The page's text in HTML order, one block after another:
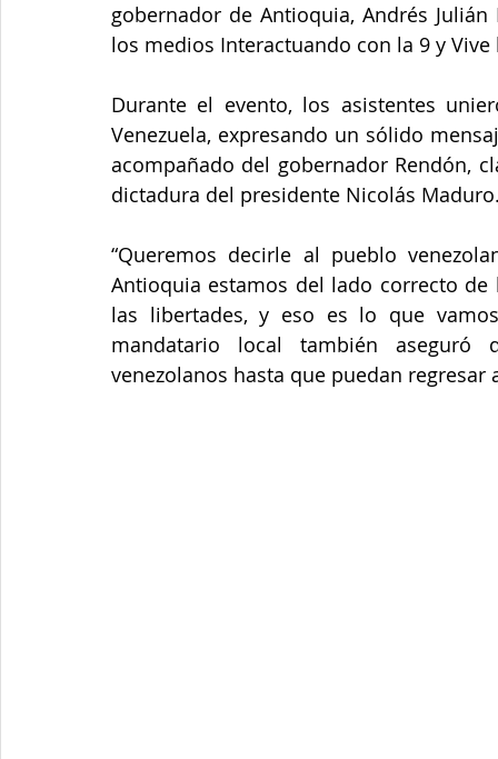
gobernador de Antioquia, Andrés
los medios Interactuando con la 9 y Vive
Durante el evento, los asistentes
Venezuela, expresando un sólido
acompañado del gobernador Rendón,
dictadura del presidente Nicolás
“Queremos decirle al pueblo
Antioquia estamos del lado correcto
las libertades, y eso es lo que
mandatario local también
venezolanos hasta que puedan regresar